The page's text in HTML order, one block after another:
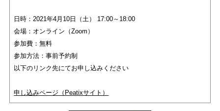
日時：2021年4月10日（土） 17:00～18:00
会場：オンライン（Zoom）
参加費：無料
参加方法：事前予約制
以下のリンク先にてお申し込みください
申し込みページ（Peatixサイト）